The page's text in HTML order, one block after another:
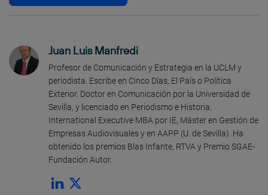
Juan Luis Manfredi
Profesor de Comunicación y Estrategia en la UCLM y
periodista. Escribe en Cinco Días, El País o Política
Exterior. Doctor en Comunicación por la Universidad de
Sevilla, y licenciado en Periodismo e Historia.
International Executive MBA por IE, Máster en Gestión de
Empresas Audiovisuales y en AAPP (U. de Sevilla). Ha
obtenido los premios Blas Infante, RTVA y Premio SGAE-
Fundación Autor.